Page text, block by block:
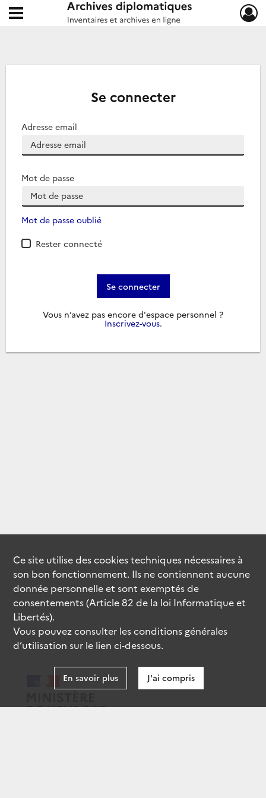
Archives diplomatiques
Ouvrir le menu déroulant
Se connecter
Adresse email
Mot de passe
Mot de passe oublié
Rester connecté
Se connecter
Vous n’avez pas encore d'espace personnel ?
Inscrivez-vous.
Ce site utilise descookiestechniques nécessaires à
son bon fonctionnement. Ils ne contiennent aucune
donnée personnelle et sont exemptés de
consentements (Article 82 de la loi Informatique et
Libertés).
Vous pouvez consulter les conditions générales
d’utilisation sur le lien ci-dessous.
En savoir plus J'ai compris